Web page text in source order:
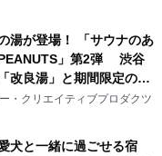
湯が登場！ 「サウナのあ
」第2弾 渋谷
改良湯」と期間限定のコ
ン サウナイキタイコラ
売決定！
・クリエイティブプロダクツ
犬と一緒に過ごせる宿